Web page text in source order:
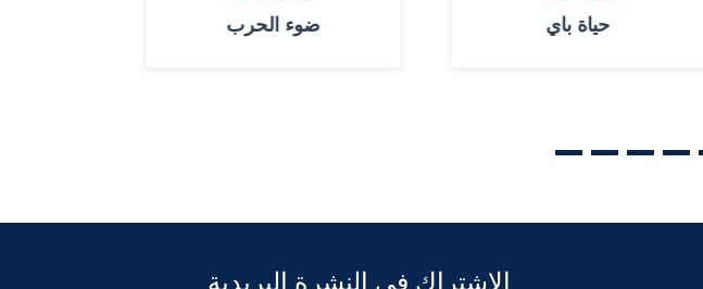
حياة باي ضوء الحرب
الاشتراك فى النشرة البريدية